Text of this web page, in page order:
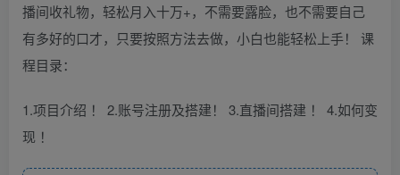
播间收礼物，轻松月入十万+，不需要露脸，也不需要自己
有多好的口才，只要按照方法去做，小白也能轻松上手！ 课
程目录：
1.项目介绍 ！ 2.账号注册及搭建！ 3.直播间搭建 ！ 4.如何变
现 ！